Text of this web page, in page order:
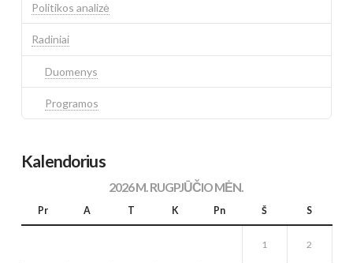
Politikos analizė
Radiniai
Duomenys
Programos
Kalendorius
2026 M. RUGPJŪČIO MĖN.
Pr A T K Pn Š S
1 2